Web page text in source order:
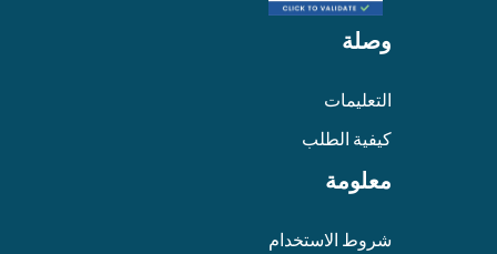
وصلة
التعليمات
كيفية الطلب
معلومة
شروط الاستخدام